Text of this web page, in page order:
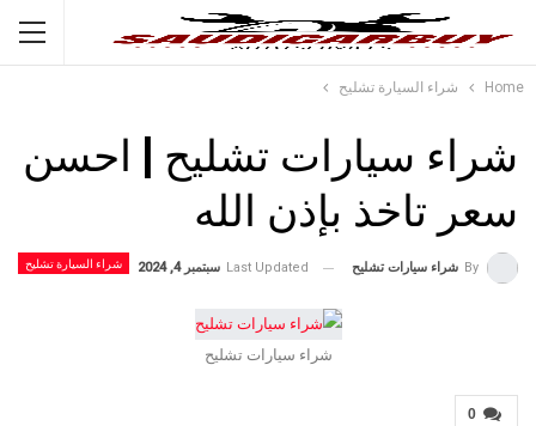
Home شراء السيارة تشليح
شراء سيارات تشليح | احسن
سعر تاخذ بإذن الله
شراء السيارة تشليح By شراء سيارات تشليح Last Updated سبتمبر 4, 2024
شراء سيارات تشليح
0